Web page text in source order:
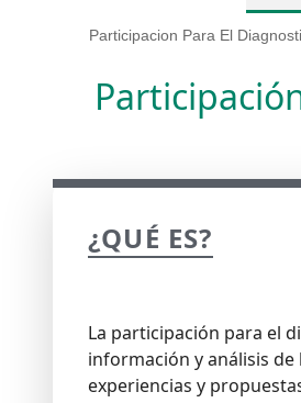
Participacion Para El
¿QUÉ ES?​
La participación para el
información y análisis
experiencias y